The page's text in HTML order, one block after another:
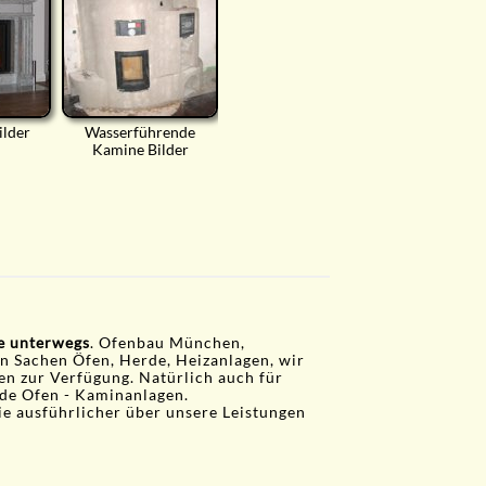
Wasserführende
Kamine Bilder
unterwegs. Ofenbau München,
Öfen, Herde, Heizanlagen, wir
zur Verfügung. Natürlich auch für
Ofen - Kaminanlagen.
ausführlicher über unsere Leistungen